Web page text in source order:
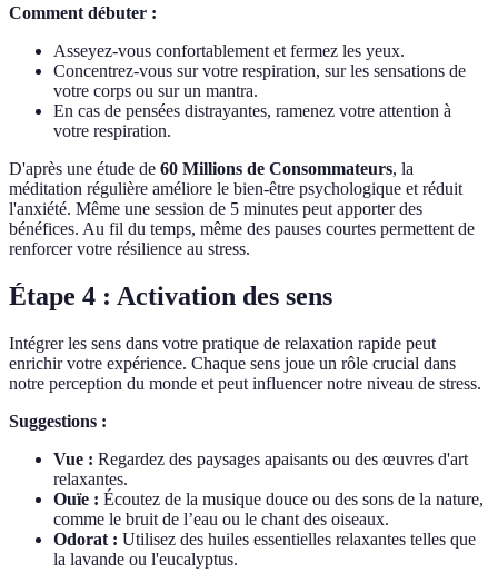
Comment débuter :
Asseyez-vous confortablement et fermez les yeux.
Concentrez-vous sur votre respiration, sur les sensations de
votre corps ou sur un mantra.
En cas de pensées distrayantes, ramenez votre attention à
votre respiration.
D'après une étude de 60 Millions de Consommateurs, la
méditation régulière améliore le bien-être psychologique et réduit
l'anxiété. Même une session de 5 minutes peut apporter des
bénéfices. Au fil du temps, même des pauses courtes permettent de
renforcer votre résilience au stress.
Étape 4 : Activation des sens
Intégrer les sens dans votre pratique de relaxation rapide peut
enrichir votre expérience. Chaque sens joue un rôle crucial dans
notre perception du monde et peut influencer notre niveau de stress.
Suggestions :
Vue : Regardez des paysages apaisants ou des œuvres d'art
relaxantes.
Ouïe : Écoutez de la musique douce ou des sons de la nature,
comme le bruit de l’eau ou le chant des oiseaux.
Odorat : Utilisez des huiles essentielles relaxantes telles que
la lavande ou l'eucalyptus.